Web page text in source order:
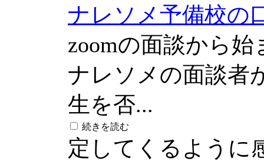
ナレソメ予備校の
zoomの面談から
ナレソメの面談者
生を否...
続きを読む
定してくるように